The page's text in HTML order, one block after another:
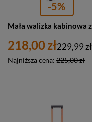
-5%
218,00 zł
Najniższa cena: 225,00 zł
229,99 zł